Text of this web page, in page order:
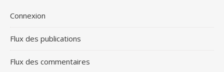
Connexion
Flux des publications
Flux des commentaires